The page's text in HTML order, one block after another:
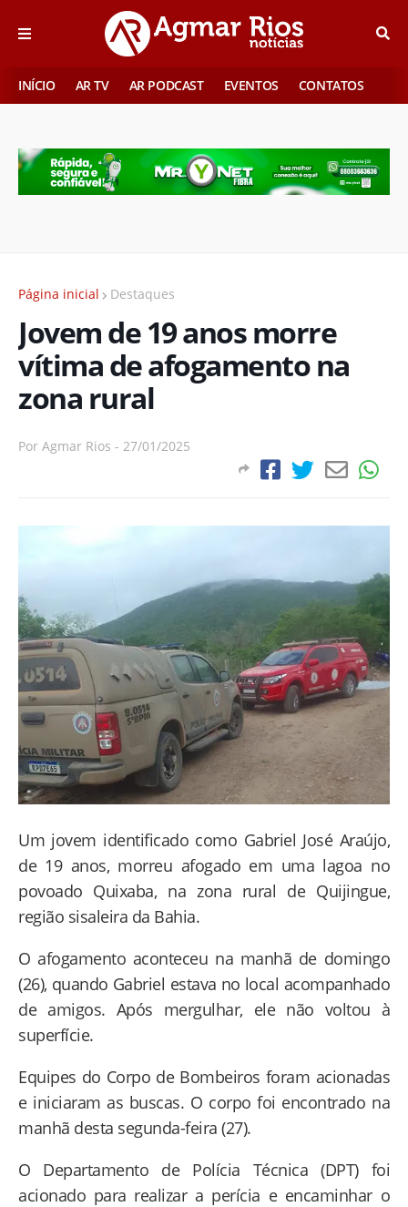
INÍCIO AR TV AR PODCAST EVENTOS CONTATOS
Página inicial Destaques
Jovem de 19 anos morre
vítima de afogamento na
zona rural
Por Agmar Rios - 27/01/2025
Um jovem identificado como Gabriel José Araújo,
de 19 anos, morreu afogado em uma lagoa no
povoado Quixaba, na zona rural de Quijingue,
região sisaleira da Bahia.
O afogamento aconteceu na manhã de domingo
(26), quando Gabriel estava no local acompanhado
de amigos. Após mergulhar, ele não voltou à
superfície.
Equipes do Corpo de Bombeiros foram acionadas
e iniciaram as buscas. O corpo foi encontrado na
manhã desta segunda-feira (27).
O Departamento de Polícia Técnica (DPT) foi
acionado para realizar a perícia e encaminhar o